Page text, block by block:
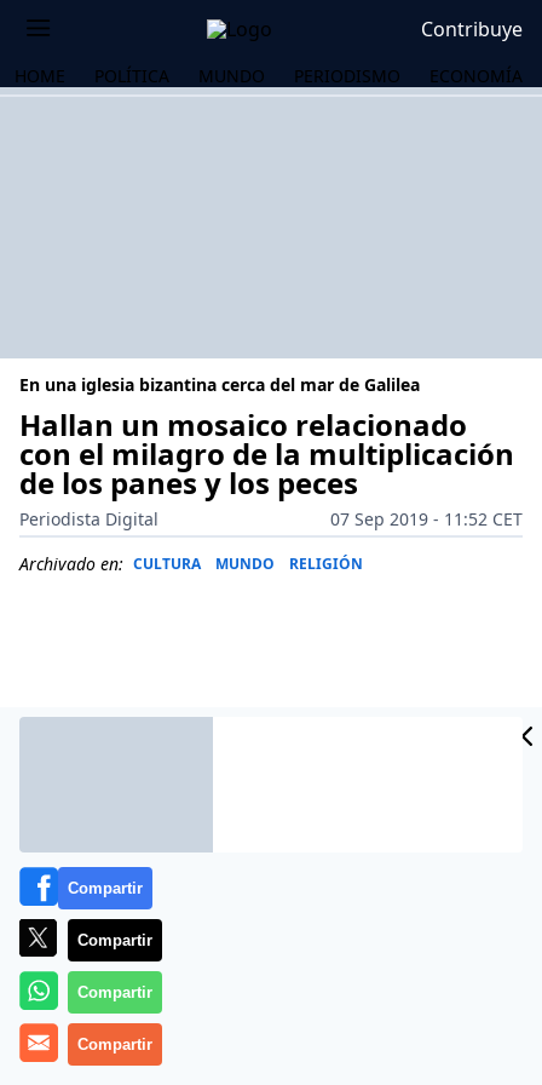
Contribuye
HOME POLÍTICA MUNDO PERIODISMO ECONOMÍA
En una iglesia bizantina cerca del mar de Galilea
Hallan un mosaico relacionado
con el milagro de la multiplicación
de los panes y los peces
Periodista Digital
07 Sep 2019 - 11:52 CET
Archivado en: CULTURA MUNDO RELIGIÓN
Más información
Compartir
Compartir
Compartir
Compartir